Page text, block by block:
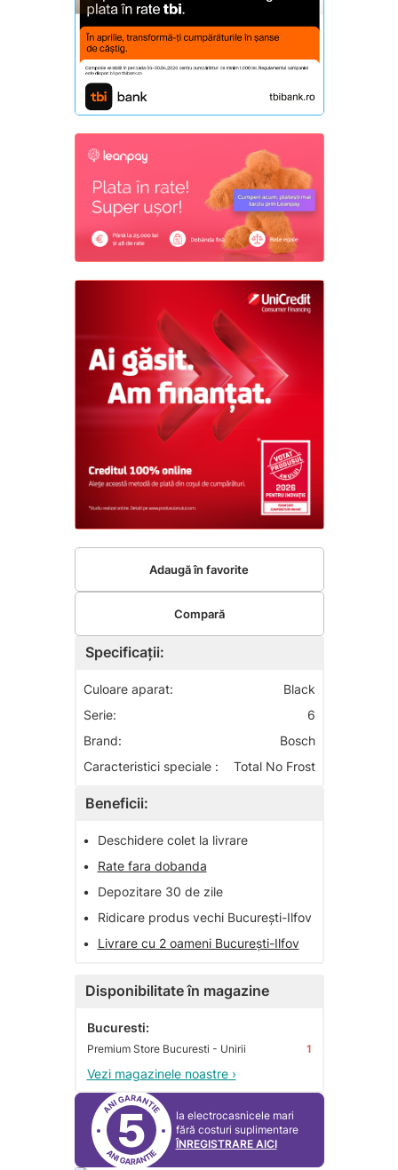
Specificații:
Culoare aparat:
Black
Serie:
6
Brand:
Bosch
Caracteristici speciale :
Total No Frost
Beneficii:
•
Deschidere colet la livrare
•
Rate fara dobanda
•
Depozitare 30 de zile
•
Ridicare produs vechi București-Ilfov
•
Livrare cu 2 oameni București-Ilfov
Disponibilitate în magazine
Bucuresti:
Premium Store Bucuresti - Unirii 1
Vezi magazinele noastre ›
5
la electrocasnicele mari
fără costuri suplimentare
ÎNREGISTRARE AICI
Adaugă în favorite
Compară